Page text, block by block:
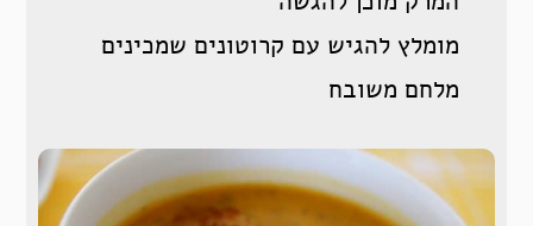
מומלץ להגיש עם קרוטונים שמכינים
מלחם משובח